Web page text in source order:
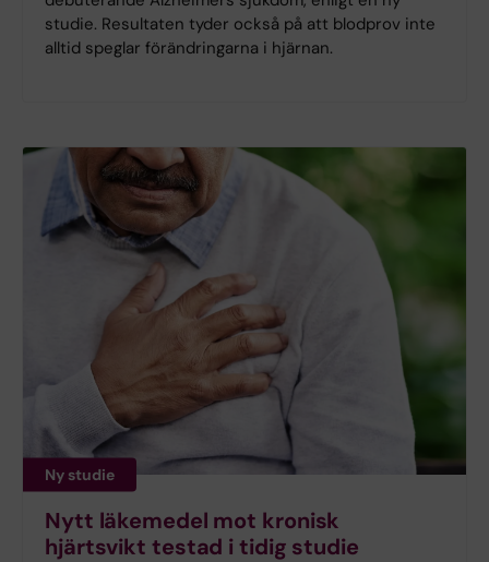
studie. Resultaten tyder också på att blodprov inte
alltid speglar förändringarna i hjärnan.
Ny studie
Nytt läkemedel mot kronisk
hjärtsvikt testad i tidig studie